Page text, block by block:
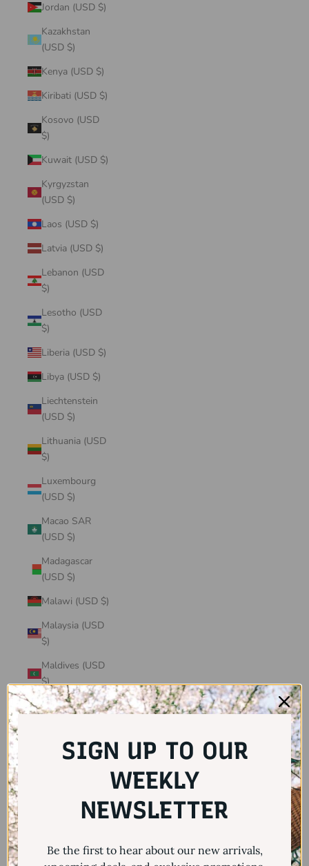
Jordan (USD $)
Kazakhstan
(USD $)
Kenya (USD $)
Kiribati (USD $)
Kosovo (USD
$)
Kuwait (USD $)
Kyrgyzstan
(USD $)
Laos (USD $)
Latvia (USD $)
Lebanon (USD
$)
Lesotho (USD
$)
Liberia (USD $)
Libya (USD $)
Liechtenstein
(USD $)
Lithuania (USD
$)
Luxembourg
(USD $)
Macao SAR
(USD $)
Madagascar
(USD $)
Malawi (USD $)
Malaysia (USD
$)
Maldives (USD
$)
Mali (USD $)
Martinique
$)
SIGN UP TO OUR
WEEKLY
NEWSLETTER
Be the first to hear about our new arrivals,